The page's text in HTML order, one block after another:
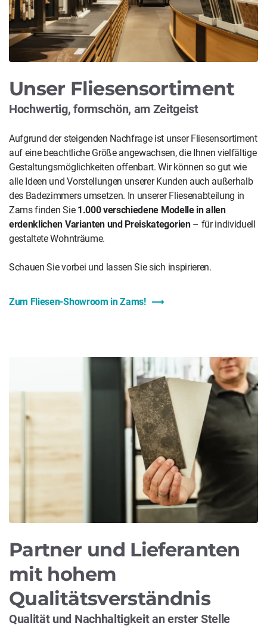
Unser Fliesensortiment
Hochwertig, formschön, am Zeitgeist
Aufgrund der steigenden Nachfrage ist unserFliesensortiment
auf eine beachtliche Größe angewachsen, die Ihnen vielfältige
Gestaltungsmöglichkeiten offenbart. Wir können so gut wie
alle Ideen und Vorstellungen unserer Kunden auch außerhalb
des Badezimmers umsetzen. In unsererFliesenabteilung in
Zamsfinden Sie 1.000 verschiedene Modelle in allen
erdenklichen Varianten und Preiskategorien– für individuell
gestaltete Wohnträume.
Schauen Sie vorbei und lassen Sie sich inspirieren.
Zum Fliesen-Showroom in Zams!
Partner und Lieferanten
mit hohem
Qualitätsverständnis
Qualität und Nachhaltigkeit an erster Stelle